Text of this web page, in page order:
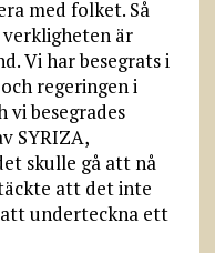
med folket. Så
är
Vi har besegrats i
regeringen i
vi besegrades
SYRIZA,
skulle gå att nå
att det inte
underteckna ett